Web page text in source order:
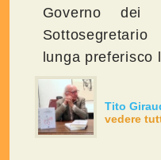
Governo dei
lunga preferisco
Tito
vedere